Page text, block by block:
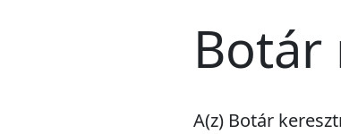
Botár
A(z) Botár